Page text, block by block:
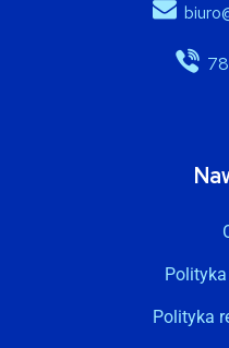
Polityka